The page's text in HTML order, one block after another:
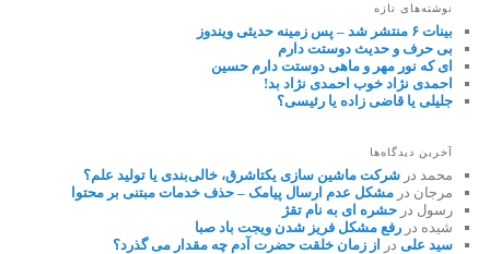
نوشته‌های تازه
بینات ۶ منتشر شد – پس زمینه حدیثی ویندوز
بی حرف و حدیث دوستت دارم
ای که نور مهر و ماهی دوستت دارم حسین
احمدی نژاد خوب احمدی نژاد بد!
جلیلی یا قاضی زاده یا رئیسی؟
آخرین دیدگاه‌ها
محمد درشرکت ماشین سازی یکتاشرق، خالی‌بندی یا تولید علم؟
مرجان درمشکل عدم ارسال پیامک – حذف خدمات مبتنی بر محتوا
رسول درحشره ای به نام تقژ
شیده دررفع مشکل فریز شدن ویجت باد صبا
سید علی در از زمان خلقت حضرت آدم چه مقدار می گذرد؟